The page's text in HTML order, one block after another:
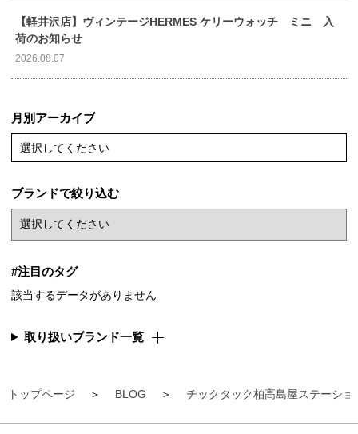
トップページ BLOG チックタック柏高島屋ステーショ
【軽井沢店】ヴィンテージHERMES ケリーウォッチ ミニ 入
荷のお知らせ
2026.08.07
月別アーカイブ
選択してください
ブランドで絞り込む
#注目のタグ
該当するデータがありません
取り扱いブランド一覧